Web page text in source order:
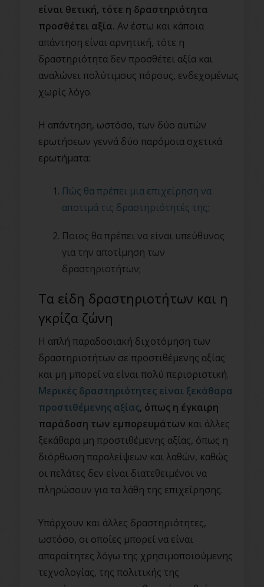
είναι θετική, τότε η δραστηριότητα
προσθέτει αξία. Αν έστω και κάποια
απάντηση είναι αρνητική, τότε η
δραστηριότητα δεν προσθέτει αξία και
αναλώνει πολύτιμους πόρους, ενδεχομένως
χωρίς λόγο.
Η απάντηση, ωστόσο, των δύο αυτών
ερωτήσεων γεννά δύο παρόμοια σχετικά
ερωτήματα:
Πώς θα πρέπει μια επιχείρηση να
αποτιμά τις δραστηριότητές της;
Ποιος θα πρέπει να είναι υπεύθυνος
για την αποτίμηση των
δραστηριοτήτων;
Τα είδη δραστηριοτήτων και η
γκρίζα ζώνη
Η απλή παραδοσιακή διχοτόμηση των
δραστηριοτήτων σε προστιθέμενης αξίας
και μη μπορεί να είναι πολύ περιοριστική.
Μερικές δραστηριότητες είναι ξεκάθαρα
προστιθέμενης αξίας, όπως η έγκαιρη
παράδοση των εμπορευμάτων και άλλες
ξεκάθαρα μη προστιθέμενης αξίας, όπως η
διόρθωση παραλείψεων και λαθών, καθώς
οι πελάτες δεν είναι διατεθειμένοι να
πληρώσουν για τα λάθη της επιχείρησης.
Υπάρχουν και άλλες δραστηριότητες,
ωστόσο, οι οποίες μπορεί να είναι
απαραίτητες λόγω της χρησιμοποιούμενης
τεχνολογίας, της πολιτικής της